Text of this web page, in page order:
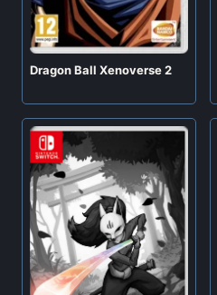
Dragon Ball Xenoverse 2